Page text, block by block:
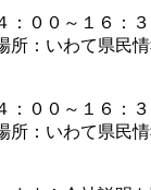
００～１６：３
県民情報
００～１６：３
県民情報